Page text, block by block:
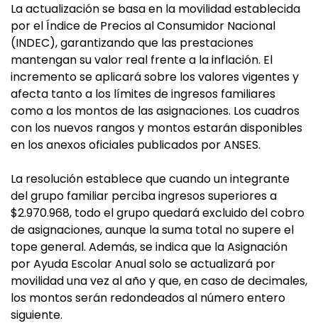
La actualización se basa en la movilidad establecida
por el Índice de Precios al Consumidor Nacional
(INDEC), garantizando que las prestaciones
mantengan su valor real frente a la inflación. El
incremento se aplicará sobre los valores vigentes y
afecta tanto a los límites de ingresos familiares
como a los montos de las asignaciones. Los cuadros
con los nuevos rangos y montos estarán disponibles
en los anexos oficiales publicados por ANSES.
La resolución establece que cuando un integrante
del grupo familiar perciba ingresos superiores a
$2.970.968, todo el grupo quedará excluido del cobro
de asignaciones, aunque la suma total no supere el
tope general. Además, se indica que la Asignación
por Ayuda Escolar Anual solo se actualizará por
movilidad una vez al año y que, en caso de decimales,
los montos serán redondeados al número entero
siguiente.